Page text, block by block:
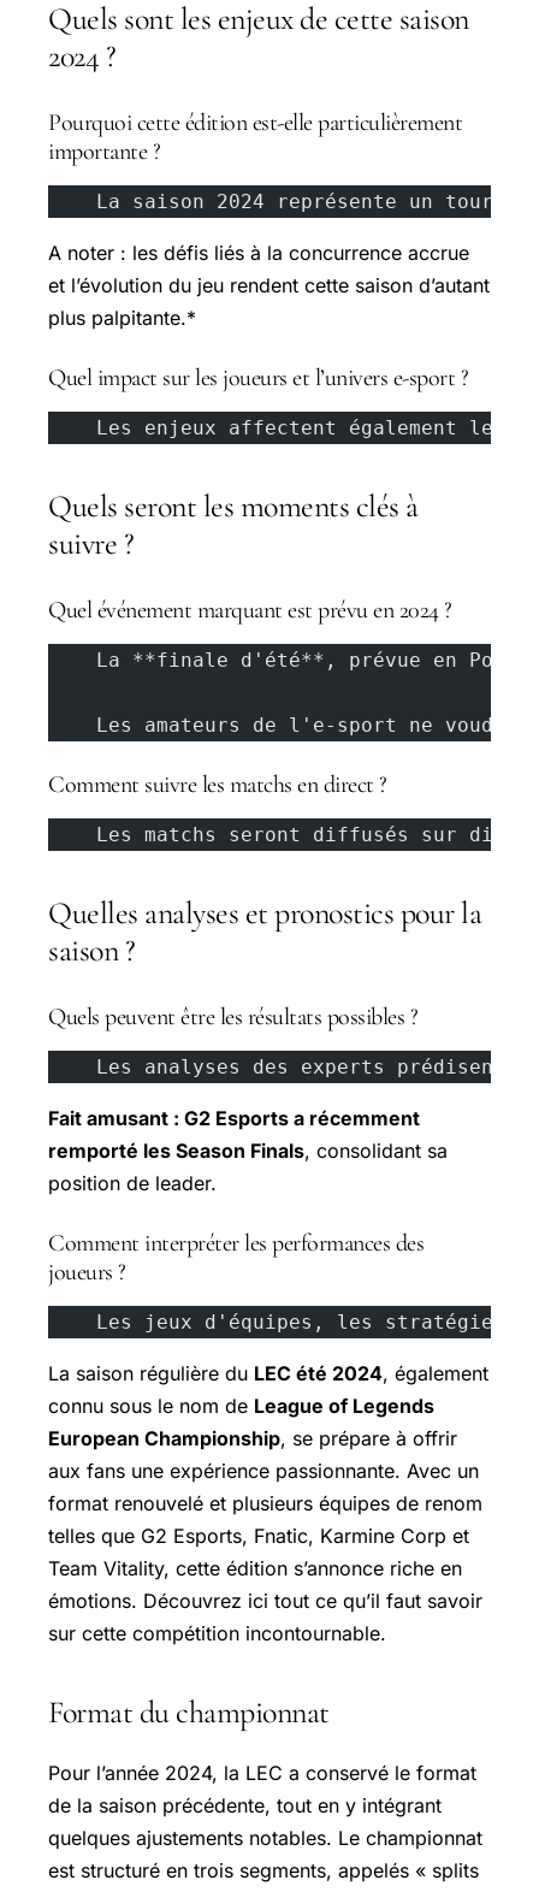
Quels sont les enjeux de cette saison
2024 ?
Pourquoi cette édition est-elle particulièrement
importante ?
La saison 2024 représente un
A noter : les défis liés à la concurrence accrue
et l’évolution du jeu rendent cette saison d’autant
plus palpitante.*
Quel impact sur les joueurs et l’univers e-sport ?
Les enjeux affectent également les
Quels seront les moments clés à
suivre ?
Quel événement marquant est prévu en 2024 ?
La **finale d'été**, prévue en
Les amateurs de l'e-sport ne
Comment suivre les matchs en direct ?
Les matchs seront diffusés sur
Quelles analyses et pronostics pour la
saison ?
Quels peuvent être les résultats possibles ?
Les analyses des experts prédisent
Fait amusant : G2 Esports a récemment
remporté les Season Finals, consolidant sa
position de leader.
Comment interpréter les performances des
joueurs ?
Les jeux d'équipes, les stratégies
La saison régulière du LEC été 2024, également
connu sous le nom de League of Legends
European Championship, se prépare à offrir
aux fans une expérience passionnante. Avec un
format renouvelé et plusieurs équipes de renom
telles que G2 Esports, Fnatic, Karmine Corp et
Team Vitality, cette édition s’annonce riche en
émotions. Découvrez ici tout ce qu’il faut savoir
sur cette compétition incontournable.
Format du championnat
Pour l’année 2024, la LEC a conservé le format
de la saison précédente, tout en y intégrant
quelques ajustements notables. Le championnat
est structuré en trois segments, appelés « splits